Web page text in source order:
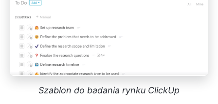
Szablon do badania rynku ClickUp